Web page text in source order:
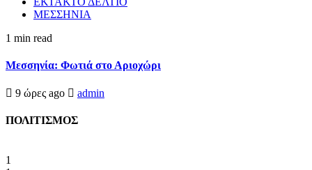
ΜΕΣΣΗΝΙΑ
1 min read
Μεσσηνία: Φωτιά στο Αριοχώρι
9 ώρες ago admin
ΠΟΛΙΤΙΣΜΟΣ
1